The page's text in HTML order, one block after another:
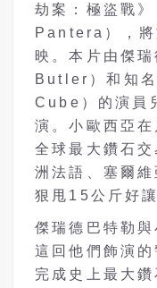
劫案：極盜戰
Pantera），將
映。本片由傑
Butler）和知
Cube）的演員
演。小歐西亞
全球最大鑽石
洲法語、塞爾
狠甩15公斤好
傑瑞德巴特勒與
這回他們飾演
完成史上最大